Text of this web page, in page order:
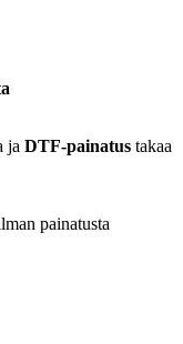
ja DTF-painatus takaa
painatusta